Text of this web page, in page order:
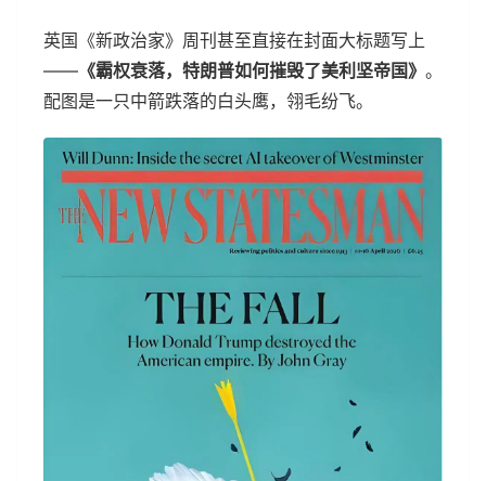
英国《新政治家》周刊甚至直接在封面大标题写上
—— 《霸权衰落，特朗普如何摧毁了美利坚帝国》 。
配图是一只中箭跌落的白头鹰，翎毛纷飞。